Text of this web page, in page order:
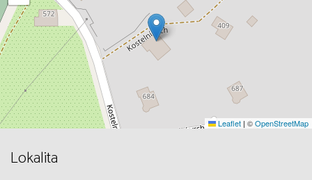
Leaflet | ©OpenStreetMap
Lokalita